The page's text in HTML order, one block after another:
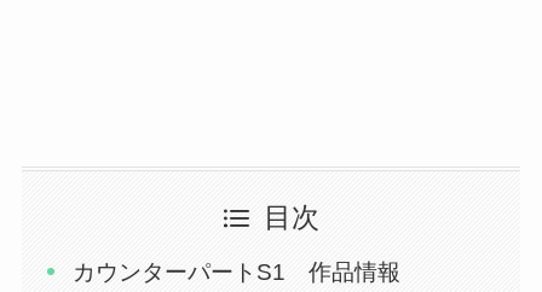
目次
カウンターパートS1 作品情報